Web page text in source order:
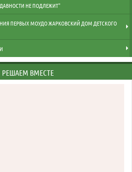
НЕ ПОДЛЕЖИТ"
ПЕРВЫХ МОУДО ЖАРКОВСКИЙ ДОМ ДЕТСКОГО
РЕШАЕМ ВМЕСТЕ